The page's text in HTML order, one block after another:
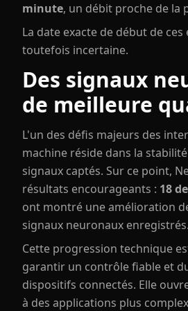
minute, un débit proche de la
La date exacte de début de ces
toutefois incertaine.
Des signaux
de meilleure
L'un des défis majeurs des
machine réside dans la
signaux captés. Sur ce point,
résultats encourageants : 18
ont montré une amélioration
signaux neuronaux enregistrés.
Cette progression technique
garantir un contrôle fiable et
dispositifs connectés. Elle
à des applications plus